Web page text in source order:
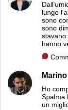
lungo
sono
sono
stavano
hanno
Ho
Spalma
un